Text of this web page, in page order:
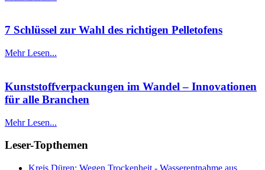
7 Schlüssel zur Wahl des richtigen Pelletofens
Mehr Lesen...
Kunststoffverpackungen im Wandel – Innovationen
für alle Branchen
Mehr Lesen...
Leser-Topthemen
Kreis Düren: Wegen Trockenheit - Wasserentnahme aus